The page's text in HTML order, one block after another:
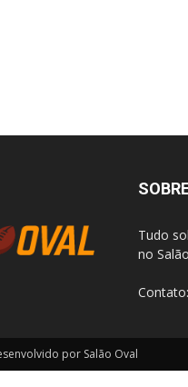
Tudo
no
Contato:
por Salão Oval